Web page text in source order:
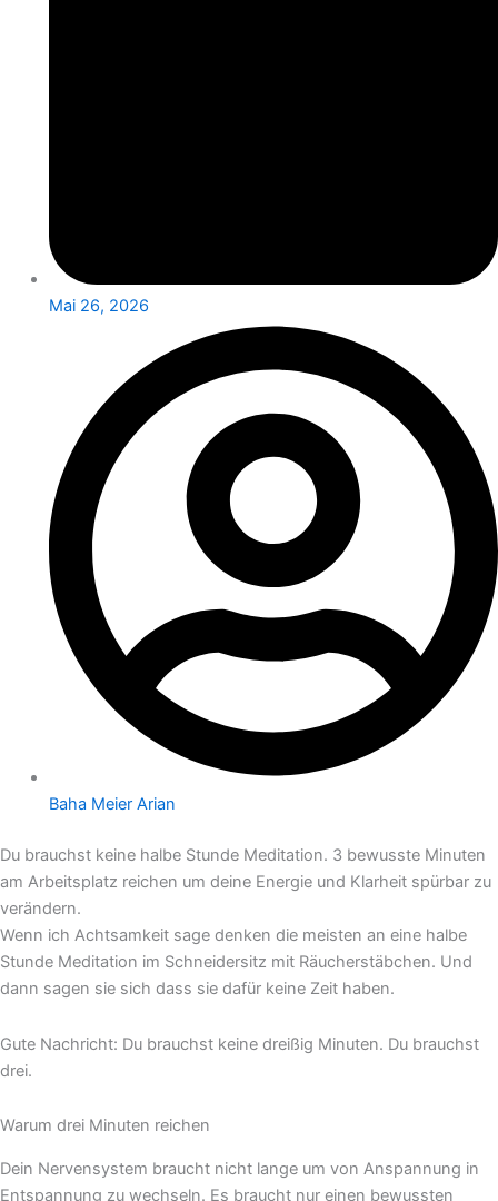
Mai 26, 2026
Baha Meier Arian
Du brauchst keine halbe Stunde Meditation. 3 bewusste Minuten
am Arbeitsplatz reichen um deine Energie und Klarheit spürbar zu
verändern.
Wenn ich Achtsamkeit sage denken die meisten an eine halbe
Stunde Meditation im Schneidersitz mit Räucherstäbchen. Und
dann sagen sie sich dass sie dafür keine Zeit haben.
Gute Nachricht: Du brauchst keine dreißig Minuten. Du brauchst
drei.
Warum drei Minuten reichen
Dein Nervensystem braucht nicht lange um von Anspannung in
Entspannung zu wechseln. Es braucht nur einen bewussten